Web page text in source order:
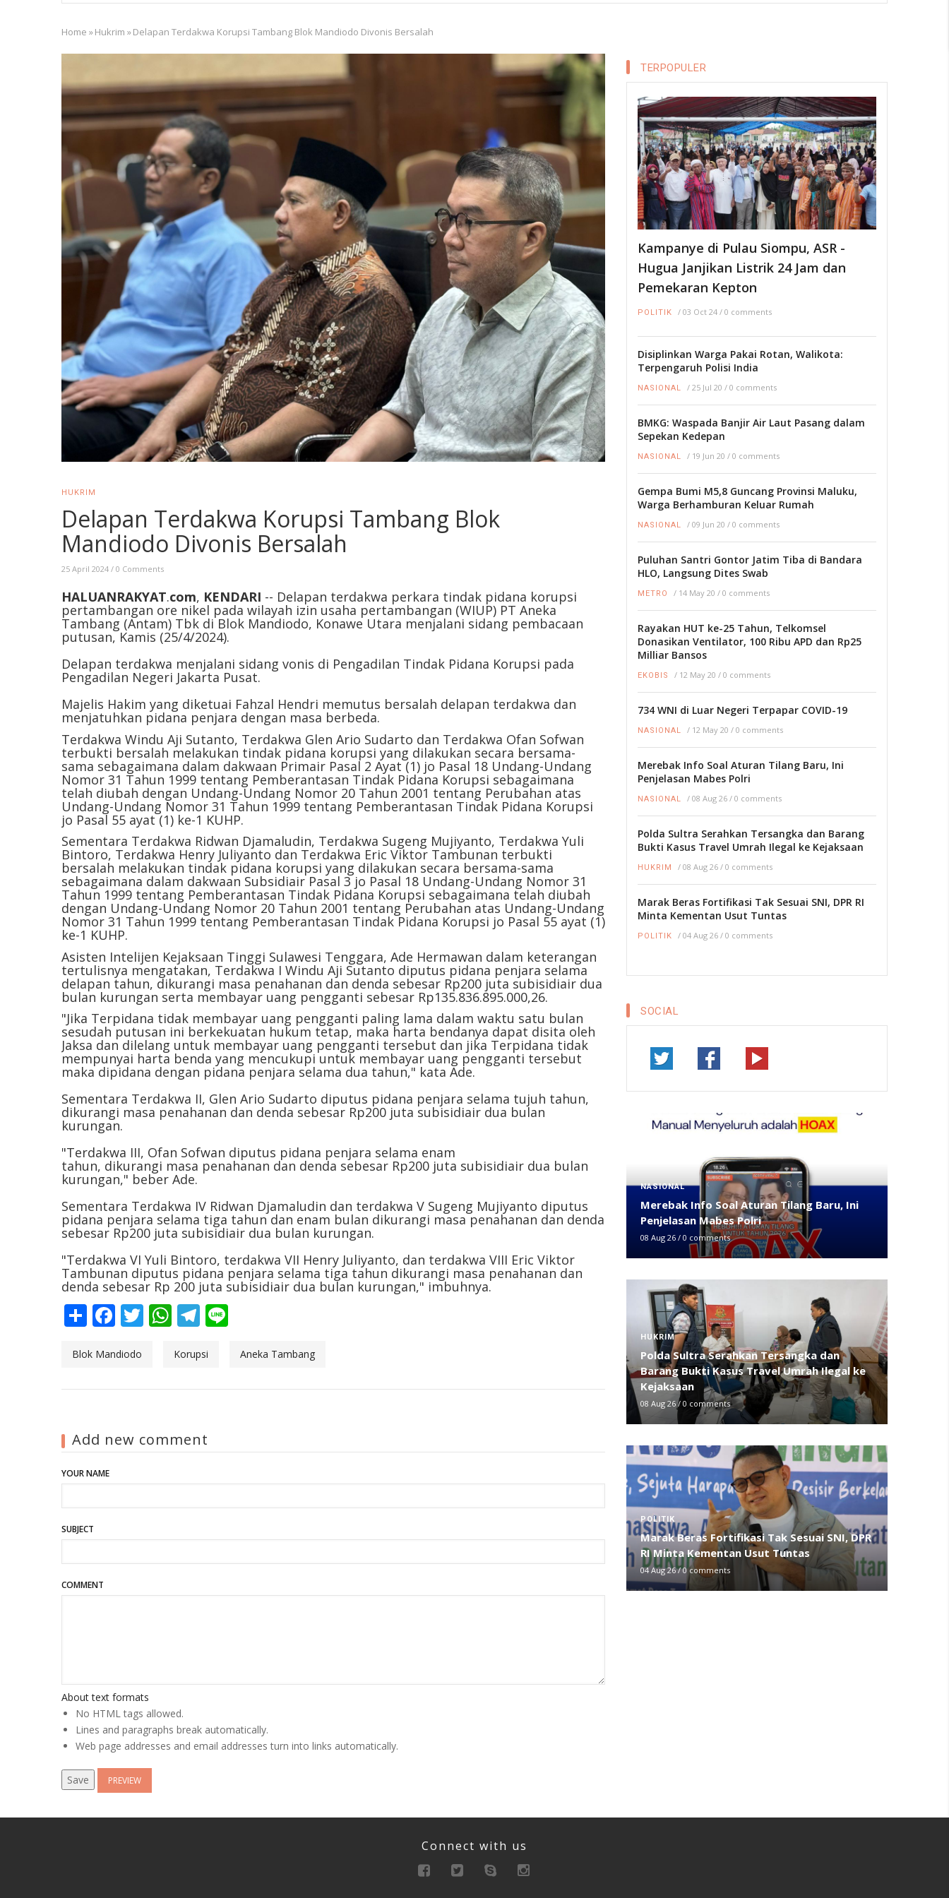
Breadcrumb
Home »Hukrim »Delapan Terdakwa Korupsi Tambang Blok Mandiodo Divonis Bersalah
HUKRIM
Delapan Terdakwa Korupsi Tambang Blok
Mandiodo Divonis Bersalah
25 April 2024 / 0 Comments
HALUANRAKYAT.com, KENDARI -- Delapan terdakwa perkara tindak pidana korupsi
pertambangan ore nikel pada wilayah izin usaha pertambangan (WIUP) PT Aneka
Tambang (Antam) Tbk di Blok Mandiodo, Konawe Utara menjalani sidang pembacaan
putusan, Kamis (25/4/2024).
Delapan terdakwa menjalani sidang vonis di Pengadilan Tindak Pidana Korupsi pada
Pengadilan Negeri Jakarta Pusat.
Majelis Hakim yang diketuai Fahzal Hendri memutus bersalah delapan terdakwa dan
menjatuhkan pidana penjara dengan masa berbeda.
Terdakwa Windu Aji Sutanto, Terdakwa Glen Ario Sudarto dan Terdakwa Ofan Sofwan
terbukti bersalah melakukan tindak pidana korupsi yang dilakukan secara bersama-
sama sebagaimana dalam dakwaan Primair Pasal 2 Ayat (1) jo Pasal 18 Undang-Undang
Nomor 31 Tahun 1999 tentang Pemberantasan Tindak Pidana Korupsi sebagaimana
telah diubah dengan Undang-Undang Nomor 20 Tahun 2001 tentang Perubahan atas
Undang-Undang Nomor 31 Tahun 1999 tentang Pemberantasan Tindak Pidana Korupsi
jo Pasal 55 ayat (1) ke-1 KUHP.
Sementara Terdakwa Ridwan Djamaludin, Terdakwa Sugeng Mujiyanto, Terdakwa Yuli
Bintoro, Terdakwa Henry Juliyanto dan Terdakwa Eric Viktor Tambunan terbukti
bersalah melakukan tindak pidana korupsi yang dilakukan secara bersama-sama
sebagaimana dalam dakwaan Subsidiair Pasal 3 jo Pasal 18 Undang-Undang Nomor 31
Tahun 1999 tentang Pemberantasan Tindak Pidana Korupsi sebagaimana telah diubah
dengan Undang-Undang Nomor 20 Tahun 2001 tentang Perubahan atas Undang-Undang
Nomor 31 Tahun 1999 tentang Pemberantasan Tindak Pidana Korupsi jo Pasal 55 ayat (1)
ke-1 KUHP.
Asisten Intelijen Kejaksaan Tinggi Sulawesi Tenggara, Ade Hermawan dalam keterangan
tertulisnya mengatakan, Terdakwa I Windu Aji Sutanto diputus pidana penjara selama
delapan tahun, dikurangi masa penahanan dan denda sebesar Rp200 juta subisidiair dua
bulan kurungan serta membayar uang pengganti sebesar Rp135.836.895.000,26.
"Jika Terpidana tidak membayar uang pengganti paling lama dalam waktu satu bulan
sesudah putusan ini berkekuatan hukum tetap, maka harta bendanya dapat disita oleh
Jaksa dan dilelang untuk membayar uang pengganti tersebut dan jika Terpidana tidak
mempunyai harta benda yang mencukupi untuk membayar uang pengganti tersebut
maka dipidana dengan pidana penjara selama dua tahun," kata Ade.
Sementara Terdakwa II, Glen Ario Sudarto diputus pidana penjara selama tujuh tahun,
dikurangi masa penahanan dan denda sebesar Rp200 juta subisidiair dua bulan
kurungan.
"Terdakwa III, Ofan Sofwan diputus pidana penjara selama enam
tahun, dikurangi masa penahanan dan denda sebesar Rp200 juta subisidiair dua bulan
kurungan," beber Ade.
Sementara Terdakwa IV Ridwan Djamaludin dan terdakwa V Sugeng Mujiyanto diputus
pidana penjara selama tiga tahun dan enam bulan dikurangi masa penahanan dan denda
sebesar Rp200 juta subisidiair dua bulan kurungan.
"Terdakwa VI Yuli Bintoro, terdakwa VII Henry Juliyanto, dan terdakwa VIII Eric Viktor
Tambunan diputus pidana penjara selama tiga tahun dikurangi masa penahanan dan
denda sebesar Rp 200 juta subisidiair dua bulan kurungan," imbuhnya.
ShareFacebook
Twitter
WhatsApp
Telegram
Blok Mandiodo Korupsi Aneka Tambang
Add new comment
YOUR NAME
SUBJECT
COMMENT
About text formats
No HTML tags allowed.
Lines and paragraphs break automatically.
Web page addresses and email addresses turn into links automatically.
TERPOPULER
Kampanye di Pulau Siompu, ASR -
Hugua Janjikan Listrik 24 Jam dan
Pemekaran Kepton
POLITIK / 03 Oct 24 / 0 comments
Disiplinkan Warga Pakai Rotan, Walikota:
Terpengaruh Polisi India
NASIONAL / 25 Jul 20 / 0 comments
BMKG: Waspada Banjir Air Laut Pasang dalam
Sepekan Kedepan
NASIONAL / 19 Jun 20 / 0 comments
Gempa Bumi M5,8 Guncang Provinsi Maluku,
Warga Berhamburan Keluar Rumah
NASIONAL / 09 Jun 20 / 0 comments
Puluhan Santri Gontor Jatim Tiba di Bandara
HLO, Langsung Dites Swab
METRO / 14 May 20 / 0 comments
Rayakan HUT ke-25 Tahun, Telkomsel
Donasikan Ventilator, 100 Ribu APD dan Rp25
Milliar Bansos
EKOBIS / 12 May 20 / 0 comments
734 WNI di Luar Negeri Terpapar COVID-19
NASIONAL / 12 May 20 / 0 comments
Merebak Info Soal Aturan Tilang Baru, Ini
Penjelasan Mabes Polri
NASIONAL / 08 Aug 26 / 0 comments
Polda Sultra Serahkan Tersangka dan Barang
Bukti Kasus Travel Umrah Ilegal ke Kejaksaan
HUKRIM / 08 Aug 26 / 0 comments
Marak Beras Fortifikasi Tak Sesuai SNI, DPR RI
Minta Kementan Usut Tuntas
POLITIK / 04 Aug 26 / 0 comments
SOCIAL
NASIONAL
Merebak Info Soal Aturan Tilang Baru, Ini
Penjelasan Mabes Polri
08 Aug 26 / 0 comments
HUKRIM
Polda Sultra Serahkan Tersangka dan
Barang Bukti Kasus Travel Umrah Ilegal ke
Kejaksaan
08 Aug 26/ 0 comments
POLITIK
Marak Beras Fortifikasi Tak Sesuai SNI, DPR
RI Minta Kementan Usut Tuntas
04 Aug 26/0 comments
Connect with us